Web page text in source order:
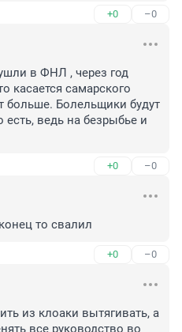
+0 –0
в ФНЛ , через год
касается самарского
больше. Болельщики будут
есть, ведь на безрыбье и
+0 –0
то свалил
+0 –0
из клоаки вытягивать, а
все руководство во